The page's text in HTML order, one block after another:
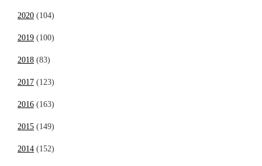
2020 (104)
2019 (100)
2018 (83)
2017 (123)
2016 (163)
2015 (149)
2014 (152)